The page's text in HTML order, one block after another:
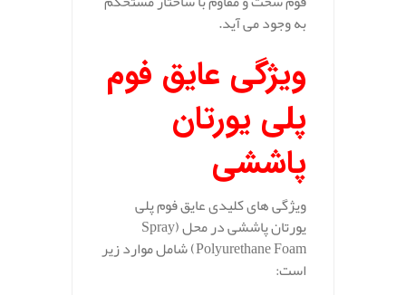
به وجود می آید.
ویژگی عایق فوم
پلی یورتان
پاششی
ویژگی‌ های کلیدی عایق فوم پلی
یورتان پاششی در محل (Spray
Polyurethane Foam) شامل موارد زیر
است: